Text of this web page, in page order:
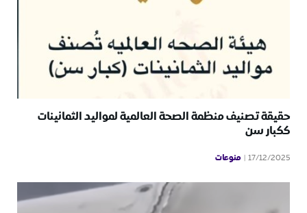
حقيقة تصنيف منظمة الصحة العالمية لمواليد الثمانينات
ككبار سن
17/12/2025 منوعات